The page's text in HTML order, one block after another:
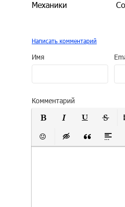
Механики
Написать комментарий
Имя
Комментарий
Полужирный
Вставить смайлик
Вставка